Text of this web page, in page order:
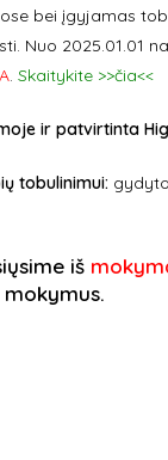
bei įgyjamas
Nuo 2025.01.01
. Skaitykite >>čia<<
ir patvirtinta
tobulinimui:
iš